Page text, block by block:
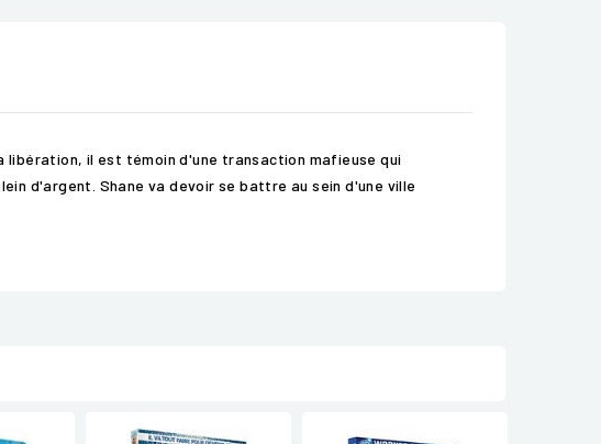
libération, il est témoin d'une transaction mafieuse qui
d'argent. Shane va devoir se battre au sein d'une ville